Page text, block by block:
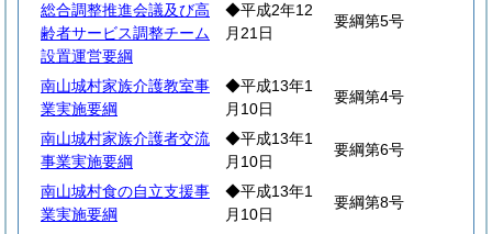
総合調整推進会議及び高
齢者サービス調整チーム
設置運営要綱
◆平成2年12
月21日
要綱第5号
南山城村家族介護教室事
業実施要綱
◆平成13年1
月10日
要綱第4号
南山城村家族介護者交流
事業実施要綱
◆平成13年1
月10日
要綱第6号
南山城村食の自立支援事
業実施要綱
◆平成13年1
月10日
要綱第8号